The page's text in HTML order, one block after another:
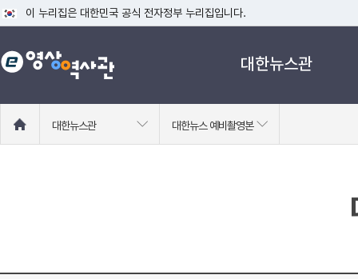
이 누리집은 대한민국 공식 전자정부 누리집입니다.
공식 누리집 주소 확인하기
go.kr 주소를 사용하는 누리집은 대한민국 정부기관이 관리하는 누리집입니
대한뉴스관
로
대한뉴스관 대한뉴스 예비촬영본